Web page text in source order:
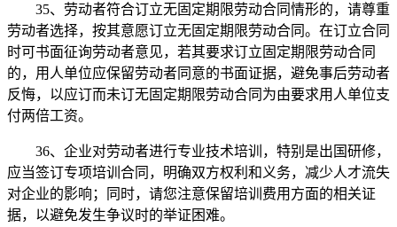
35、劳动者符合订立无固定期限劳动合同情形的，请尊重
劳动者选择，按其意愿订立无固定期限劳动合同。在订立合同
时可书面征询劳动者意见，若其要求订立固定期限劳动合同
的，用人单位应保留劳动者同意的书面证据，避免事后劳动者
反悔，以应订而未订无固定期限劳动合同为由要求用人单位支
付两倍工资。
36、企业对劳动者进行专业技术培训，特别是出国研修，
应当签订专项培训合同，明确双方权利和义务，减少人才流失
对企业的影响；同时，请您注意保留培训费用方面的相关证
据，以避免发生争议时的举证困难。